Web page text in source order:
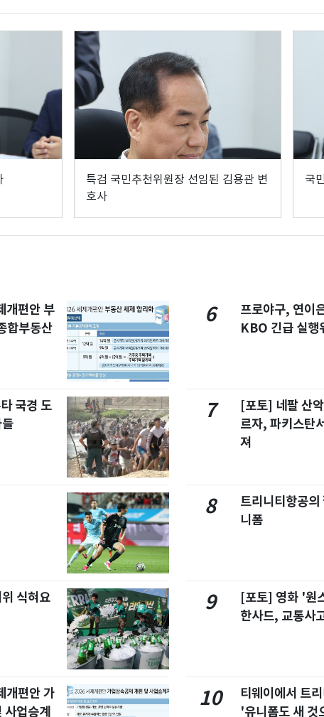
특검 국민추천위원장 선임된 김용관 변
호사
국
개편안 부
합부동산
국경 도
식혀요
개편안 가
업승계
6
프로야구, 연이
KBO 긴급 실행
7
[포토] 네팔 산
르자, 파키스탄
져
8
트리니티항공의
니폼
9
[포토] 영화 '원
한사드, 교통사
10
티웨이에서 트
'유니폼도 새 것